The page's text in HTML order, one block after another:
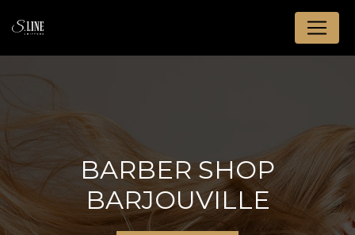
BARBER SHOP
BARJOUVILLE